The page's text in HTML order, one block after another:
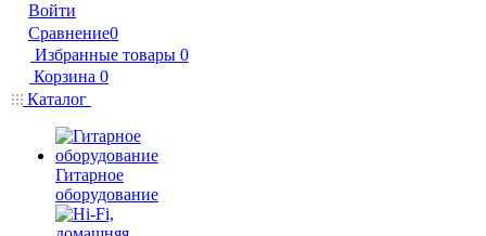
Войти
Сравнение0
Избранные товары 0
Корзина 0
Каталог
Гитарное
оборудование